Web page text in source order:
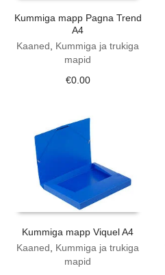
Kummiga mapp Pagna Trend
A4
Kaaned, Kummiga ja trukiga
mapid
€0.00
Kummiga mapp Viquel A4
Kaaned
Kummiga ja trukiga
mapid